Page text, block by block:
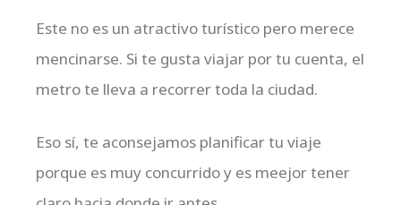
Este no es un atractivo turístico pero merece
mencinarse. Si te gusta viajar por tu cuenta, el
metro te lleva a recorrer toda la ciudad.
Eso sí, te aconsejamos planificar tu viaje
porque es muy concurrido y es meejor tener